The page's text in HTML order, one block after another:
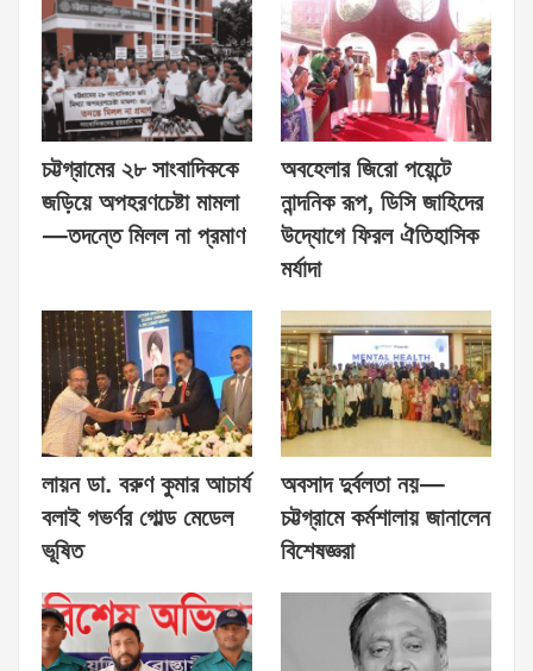
চট্টগ্রামের ২৮ সাংবাদিককে
জড়িয়ে অপহরণচেষ্টা মামলা
—তদন্তে মিলল না প্রমাণ
অবহেলার জিরো পয়েন্টে
নান্দনিক রূপ, ডিসি জাহিদের
উদ্যোগে ফিরল ঐতিহাসিক
মর্যাদা
লায়ন ডা. বরুণ কুমার আচার্য
বলাই গভর্ণর গোল্ড মেডেল
ভূষিত
অবসাদ দুর্বলতা নয়—
চট্টগ্রামে কর্মশালায় জানালেন
বিশেষজ্ঞরা